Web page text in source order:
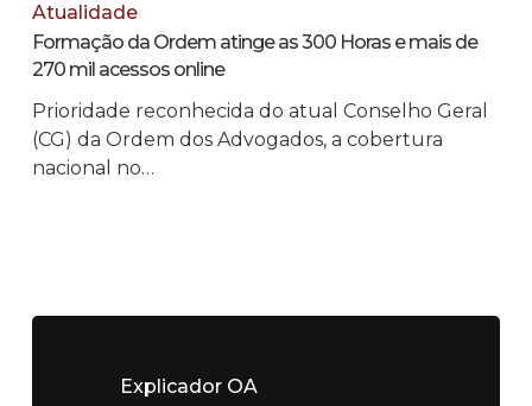
Atualidade
Formação da Ordem atinge as 300 Horas e mais de
270 mil acessos online
Prioridade reconhecida do atual Conselho Geral
(CG) da Ordem dos Advogados, a cobertura
nacional no…
Explicador OA